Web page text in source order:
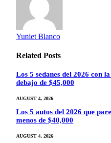
Yuniet Blanco
Related Posts
Los 5 sedanes del 2026 con
debajo de $45,000
AUGUST 4, 2026
Los 5 autos del 2026 que
menos de $40,000
AUGUST 4, 2026